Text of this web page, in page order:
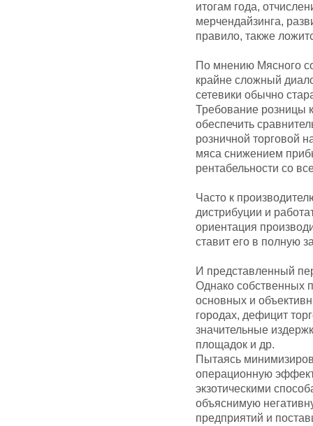
итогам года,
мерчендайзинга,
правило, также
По мнению Мясного
крайне сложный
сетевики обычно
Требование розницы
обеспечить
розничной торговой
мяса снижением
рентабельности со
Часто к
дистрибуции и
ориентация
ставит его в полную
И представленный
Однако собственных
основных и
городах, дефицит
значительные
площадок и др.
Пытаясь
операционную
экзотическими
объяснимую
предприятий и